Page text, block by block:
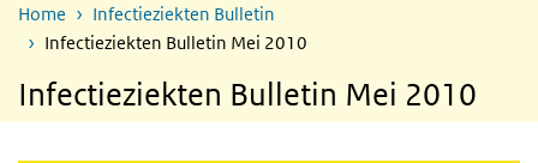
Home
Infectieziekten Bulletin
Infectieziekten Bulletin Mei 2010
Infectieziekten Bulletin Mei 2010